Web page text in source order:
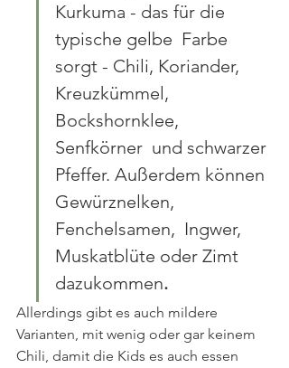
Kurkuma - das für die
typische gelbe  Farbe
sorgt - Chili, Koriander,
Kreuzkümmel,
Bockshornklee,
Senfkörner  und schwarzer
Pfeffer. Außerdem können
Gewürznelken,
Fenchelsamen,  Ingwer,
Muskatblüte oder Zimt
dazukommen.
Allerdings gibt es auch mildere
Varianten, mit wenig oder gar keinem
Chili, damit die Kids es auch essen